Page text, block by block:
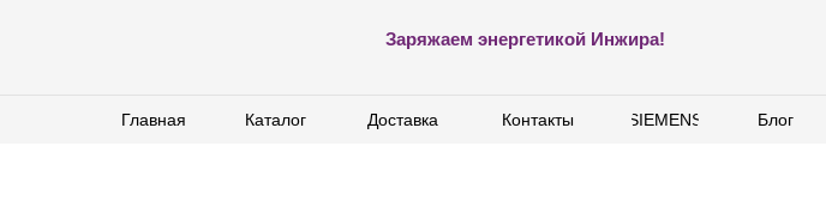
Заряжаем энергетикой Инжира!
Блог
SIEMENS
Контакты
Доставка
Каталог
Главная Блог
SIEMENS
Контакты
Доставка
Каталог
Главная